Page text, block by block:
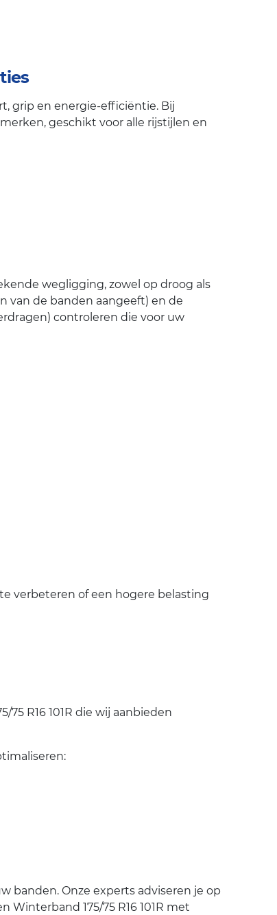
grip en energie-efficiëntie. Bij
geschikt voor alle rijstijlen en
wegligging, zowel op droog als
van de banden aangeeft) en de
controleren die voor uw
verbeteren of een hogere belasting
R16 101R die wij aanbieden
banden. Onze experts adviseren je op
175/75 R16 101R met